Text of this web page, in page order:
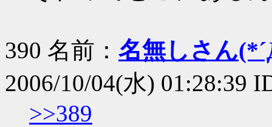
390 名前： 名無しさん
2006/10/04(水) 01:28:39
>>389